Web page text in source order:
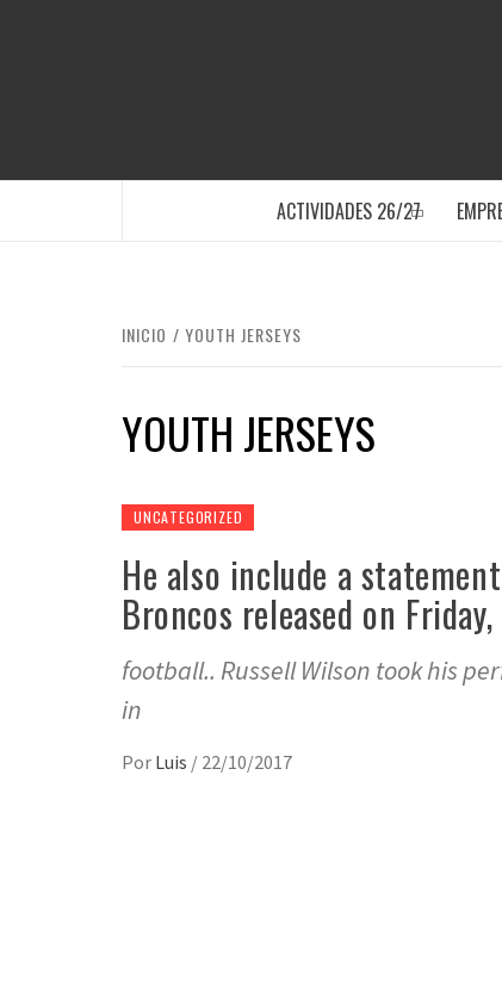
ACTIVIDADES 26/27
INICIO YOUTH JERSEYS
YOUTH JERSEYS
UNCATEGORIZED
He also include a
Broncos released on
football.. Russell Wilson took his
in
Por Luis / 22/10/2017